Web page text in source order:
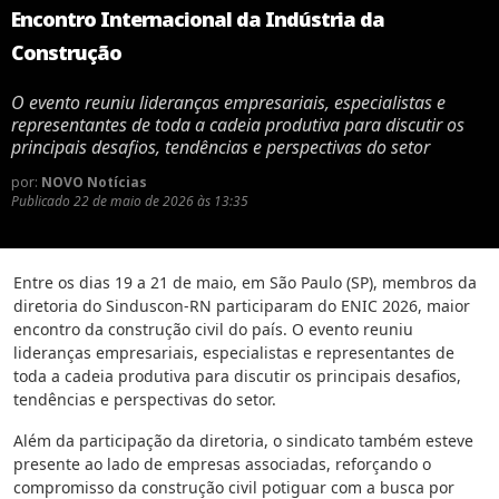
Encontro Internacional da Indústria da
Construção
O evento reuniu lideranças empresariais, especialistas e
representantes de toda a cadeia produtiva para discutir os
principais desafios, tendências e perspectivas do setor
por: NOVO Notícias
Publicado 22 de maio de 2026 às 13:35
Entre os dias 19 a 21 de maio, em São Paulo (SP), membros da
diretoria do Sinduscon-RN participaram do ENIC 2026, maior
encontro da construção civil do país. O evento reuniu
lideranças empresariais, especialistas e representantes de
toda a cadeia produtiva para discutir os principais desafios,
tendências e perspectivas do setor.
Além da participação da diretoria, o sindicato também esteve
presente ao lado de empresas associadas, reforçando o
compromisso da construção civil potiguar com a busca por